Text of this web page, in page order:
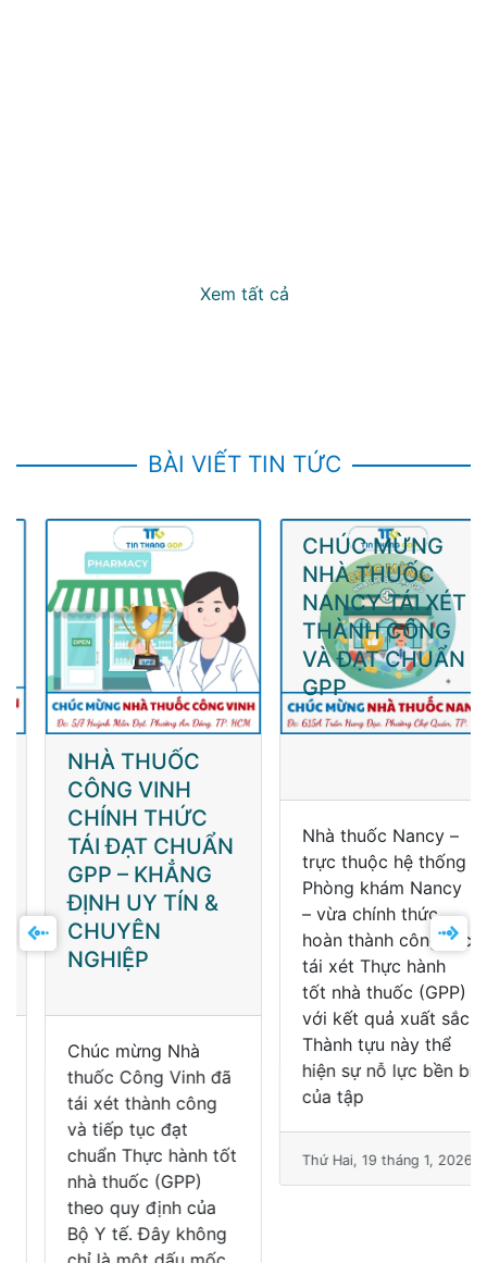
Xem tất cả
BÀI VIẾT TIN TỨC
NHÀ THUỐC
CÔNG VINH
CHÍNH THỨC
TÁI ĐẠT CHUẨN
GPP – KHẲNG
ĐỊNH UY TÍN &
CHUYÊN
NGHIỆP
Chúc mừng Nhà
thuốc Công Vinh đã
tái xét thành công
và tiếp tục đạt
chuẩn Thực hành tốt
nhà thuốc (GPP)
theo quy định của
Bộ Y tế. Đây không
THÀNH CÔNG
VÀ ĐẠT CHUẨN
GPP
Nhà thuốc Nancy –
trực thuộc hệ thống
Phòng khám Nancy
– vừa chính thức
hoàn thành công tác
tái xét Thực hành